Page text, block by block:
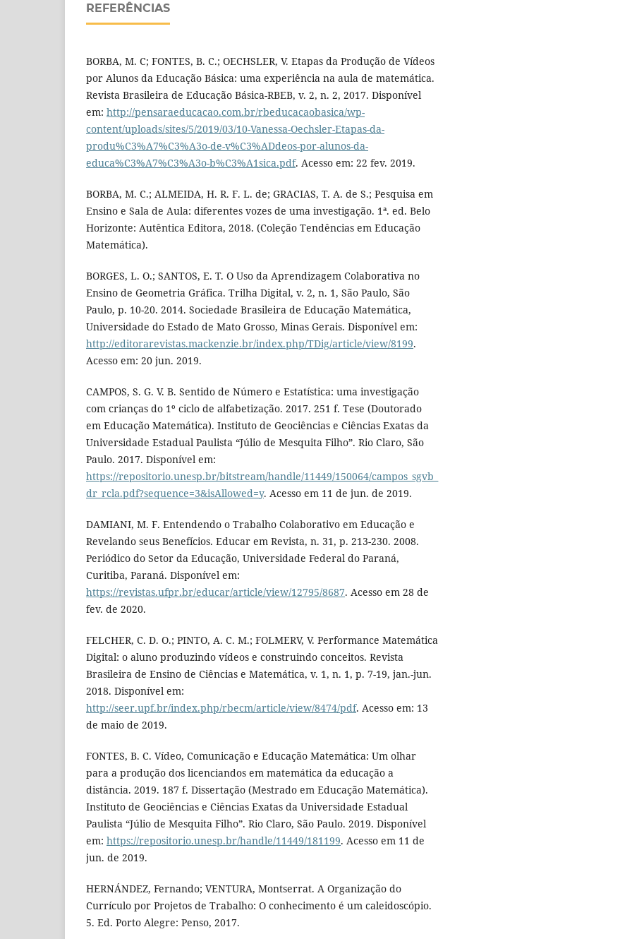
REFERÊNCIAS
BORBA, M. C; FONTES, B. C.; OECHSLER, V. Etapas da Produção de Vídeos
por Alunos da Educação Básica: uma experiência na aula de matemática.
Revista Brasileira de Educação Básica-RBEB, v. 2, n. 2, 2017. Disponível
em: http://pensaraeducacao.com.br/rbeducacaobasica/wp-
content/uploads/sites/5/2019/03/10-Vanessa-Oechsler-Etapas-da-
produ%C3%A7%C3%A3o-de-v%C3%ADdeos-por-alunos-da-
educa%C3%A7%C3%A3o-b%C3%A1sica.pdf. Acesso em: 22 fev. 2019.
BORBA, M. C.; ALMEIDA, H. R. F. L. de; GRACIAS, T. A. de S.; Pesquisa em
Ensino e Sala de Aula: diferentes vozes de uma investigação. 1ª. ed. Belo
Horizonte: Autêntica Editora, 2018. (Coleção Tendências em Educação
Matemática).
BORGES, L. O.; SANTOS, E. T. O Uso da Aprendizagem Colaborativa no
Ensino de Geometria Gráfica. Trilha Digital, v. 2, n. 1, São Paulo, São
Paulo, p. 10-20. 2014. Sociedade Brasileira de Educação Matemática,
Universidade do Estado de Mato Grosso, Minas Gerais. Disponível em:
http://editorarevistas.mackenzie.br/index.php/TDig/article/view/8199.
Acesso em: 20 jun. 2019.
CAMPOS, S. G. V. B. Sentido de Número e Estatística: uma investigação
com crianças do 1º ciclo de alfabetização. 2017. 251 f. Tese (Doutorado
em Educação Matemática). Instituto de Geociências e Ciências Exatas da
Universidade Estadual Paulista “Júlio de Mesquita Filho”. Rio Claro, São
Paulo. 2017. Disponível em:
https://repositorio.unesp.br/bitstream/handle/11449/150064/campos_sgvb_
dr_rcla.pdf?sequence=3&isAllowed=y. Acesso em 11 de jun. de 2019.
DAMIANI, M. F. Entendendo o Trabalho Colaborativo em Educação e
Revelando seus Benefícios. Educar em Revista, n. 31, p. 213-230. 2008.
Periódico do Setor da Educação, Universidade Federal do Paraná,
Curitiba, Paraná. Disponível em:
https://revistas.ufpr.br/educar/article/view/12795/8687. Acesso em 28 de
fev. de 2020.
FELCHER, C. D. O.; PINTO, A. C. M.; FOLMERV, V. Performance Matemática
Digital: o aluno produzindo vídeos e construindo conceitos. Revista
Brasileira de Ensino de Ciências e Matemática, v. 1, n. 1, p. 7-19, jan.-jun.
2018. Disponível em:
http://seer.upf.br/index.php/rbecm/article/view/8474/pdf. Acesso em: 13
de maio de 2019.
FONTES, B. C. Vídeo, Comunicação e Educação Matemática: Um olhar
para a produção dos licenciandos em matemática da educação a
distância. 2019. 187 f. Dissertação (Mestrado em Educação Matemática).
Instituto de Geociências e Ciências Exatas da Universidade Estadual
Paulista “Júlio de Mesquita Filho”. Rio Claro, São Paulo. 2019. Disponível
em: https://repositorio.unesp.br/handle/11449/181199. Acesso em 11 de
jun. de 2019.
HERNÁNDEZ, Fernando; VENTURA, Montserrat. A Organização do
Currículo por Projetos de Trabalho: O conhecimento é um caleidoscópio.
5. Ed. Porto Alegre: Penso, 2017.